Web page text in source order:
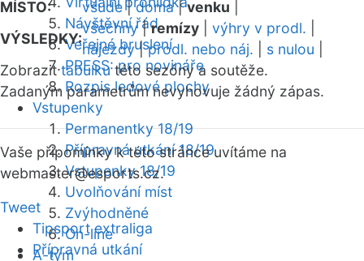
Návštěvní řád
Veřejné bruslení
PRESS: pro novináře
Rozpis ledové plochy
Vstupenky
Permanentky 18/19
Přípravná utkání 18/19
Vstupenky 18/19
Uvolňování míst
Zvýhodněné
On-line
A-tým
MÍSTO:
všude|doma|venku
VÝSLEDKY:
všechny|remízy výhry v prodl.
nájezdy|prodl. nebo náj. s nulou
Zobrazittabulkutéto sezóny a soutěže.
Zadaným parametrům nevyhovuje žádný zápas.
Vaše připomínky k této stránce uvítáme na
webmaster@esports.cz.
Tweet
Tipsport extraliga
Přípravná utkání